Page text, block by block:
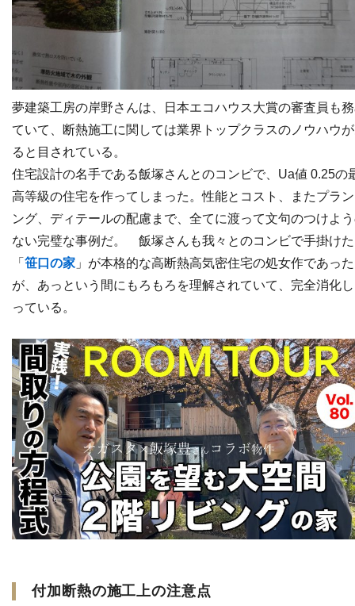
夢建築工房の岸野さんは、日本エコハウス大賞の審査員も
ていて、断熱施工に関しては業界トップクラスのノウハウ
ると目されている。
住宅設計の名手である飯塚さんとのコンビで、Ua値 0.25の
高等級の住宅を作ってしまった。性能とコスト、またプラ
ング、ディテールの配慮まで、全てに渡って文句のつけよ
ない完璧な事例だ。 飯塚さんも我々とのコンビで手掛け
「 笹口の家 」が本格的な高断熱高気密住宅の処女作であった
が、あっという間にもろもろを理解されていて、完全消化
っている。
付加断熱の施工上の注意点